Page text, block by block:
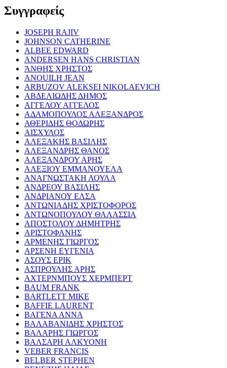
Συγγραφείς
JOSEPH RAJIV
JOHNSON CATHERINE
ALBEE EDWARD
ANDERSEN HANS CHRISTIAN
ΆΝΘΗΣ ΧΡΗΣΤΟΣ
ANOUILH JEAN
ARBUZOV ALEKSEI NIKOLAEVICH
ΑΒΔΕΛΙΩΔΗΣ ΔΗΜΟΣ
ΑΓΓΕΛΟΥ ΑΓΓΕΛΟΣ
ΑΔΑΜΟΠΟΥΛΟΣ ΑΛΕΞΑΝΔΡΟΣ
ΑΘΕΡΙΔΗΣ ΘΟΔΩΡΗΣ
ΑΙΣΧΥΛΟΣ
ΑΛΕΞΑΚΗΣ ΒΑΣΙΛΗΣ
ΑΛΕΞΑΝΔΡΗΣ ΘΑΝΟΣ
ΑΛΕΞΑΝΔΡΟΥ ΑΡΗΣ
ΑΛΕΞΙΟΥ ΕΜΜΑΝΟΥΕΛΑ
ΑΝΑΓΝΩΣΤΑΚΗ ΛΟΥΛΑ
ΑΝΔΡΕΟΥ ΒΑΣΙΛΗΣ
ΑΝΔΡΙΑΝΟΥ ΕΛΣΑ
ΑΝΤΩΝΙΑΔΗΣ ΧΡΙΣΤΟΦΟΡΟΣ
ΑΝΤΩΝΟΠΟΥΛΟΥ ΘΑΛΑΣΣΙΑ
ΑΠΟΣΤΟΛΟΥ ΔΗΜΗΤΡΗΣ
ΑΡΙΣΤΟΦΑΝΗΣ
ΑΡΜΕΝΗΣ ΓΙΩΡΓΟΣ
ΑΡΣΕΝΗ ΕΥΓΕΝΙΑ
ΑΣΟΥΣ ΕΡΙΚ
ΑΣΠΡΟΥΛΗΣ ΑΡΗΣ
ΑΧΤΕΡΝΜΠΟΥΣ ΧΕΡΜΠΕΡΤ
BAUM FRANK
BARTLETT MIKE
BAFFIE LAURENT
ΒΑΓΕΝΑ ΑΝΝΑ
ΒΑΛΑΒΑΝΙΔΗΣ ΧΡΗΣΤΟΣ
ΒΑΛΑΡΗΣ ΓΙΩΡΓΟΣ
ΒΑΛΣΑΡΗ ΑΛΚΥΟΝΗ
VEBER FRANCIS
BELBER STEPHEN